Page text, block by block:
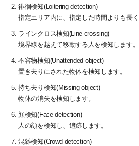
徘徊検知(Loitering detection)
指定エリア内に、指定した時間よりも長
ラインクロス検知(Line crossing)
境界線を越えて移動する人を検知します。
不審物検知(Unattended object)
置き去りにされた物体を検知します。
持ち去り検知(Missing object)
物体の消失を検知します。
顔検知(Face detection)
人の顔を検知し、追跡します。
混雑検知(Crowd detection)